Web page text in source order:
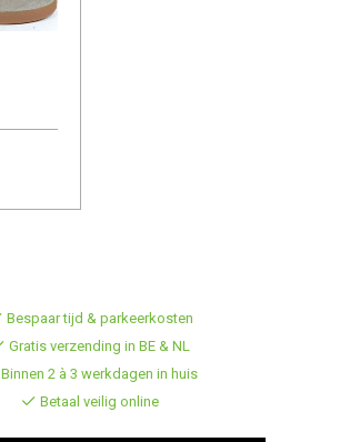
Bespaar tijd & parkeerkosten
Gratis verzending in BE & NL
Binnen 2 à 3 werkdagen in huis
Betaal veilig online